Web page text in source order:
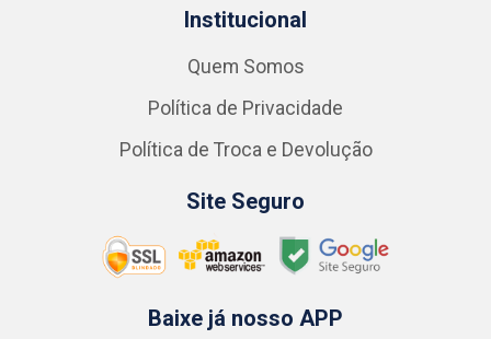
Institucional
Quem Somos
Política de Privacidade
Política de Troca e Devolução
Site Seguro
Baixe já nosso APP